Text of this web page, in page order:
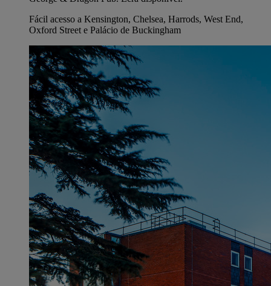
Fácil acesso a Kensington, Chelsea, Harrods, West End,
Oxford Street e Palácio de Buckingham